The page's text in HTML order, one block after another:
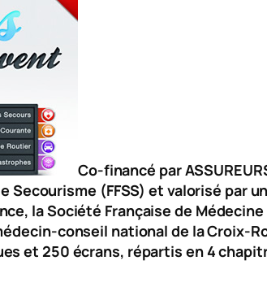
Co-financé par
Secourisme (FFSS) et valorisé par
la Société Française de
conseil national de la Croix-
et 250 écrans, répartis en 4